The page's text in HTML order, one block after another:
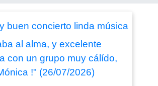
buen concierto linda música
al alma, y excelente
con un grupo muy cálído,
!" (26/07/2026)